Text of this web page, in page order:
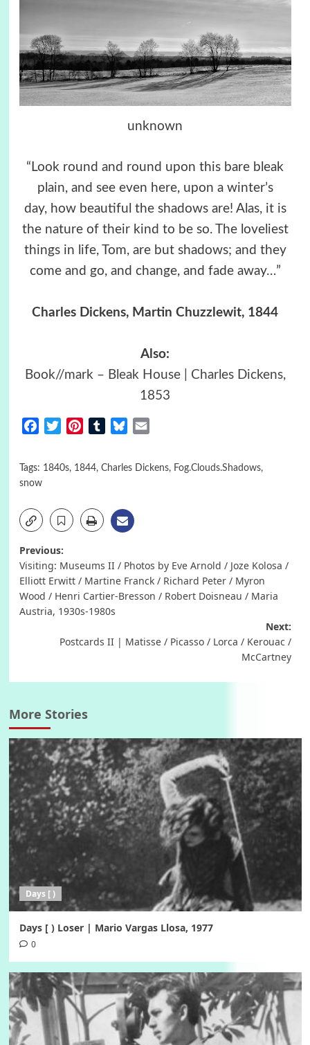
unknown
“Look round and round upon this bare bleak
plain, and see even here, upon a winter’s
day, how beautiful the shadows are! Alas, it is
the nature of their kind to be so. The loveliest
things in life, Tom, are but shadows; and they
come and go, and change, and fade away…”
Charles Dickens, Martin Chuzzlewit, 1844
Also:
Book//mark – Bleak House | Charles Dickens,
1853
FacebookTwitterPinterestTumblrBluesky
Tags: 1840s, 1844, Charles Dickens, Fog.Clouds.Shadows,
snow
Post
navigation
Previous:
Visiting: Museums II / Photos by Eve Arnold / Joze Kolosa /
Elliott Erwitt / Martine Franck / Richard Peter / Myron
Wood / Henri Cartier-Bresson / Robert Doisneau / Maria
Austria, 1930s-1980s
Next:
Postcards II | Matisse / Picasso / Lorca / Kerouac /
McCartney
More Stories
Days [ )
Days [ ) Loser | Mario Vargas Llosa, 1977
0